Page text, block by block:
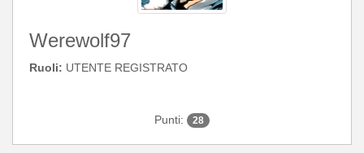
Werewolf97
Ruoli: UTENTE REGISTRATO
Punti: 28